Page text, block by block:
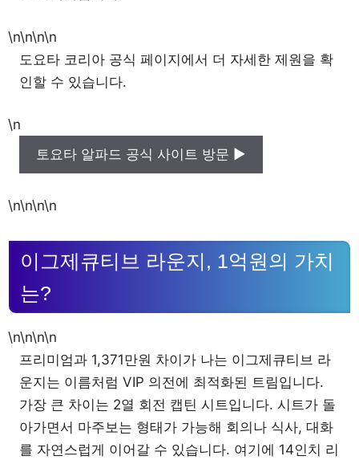
\n\n\n\n
도요타 코리아 공식 페이지에서 더 자세한 제원을 확
인할 수 있습니다.
\n
토요타 알파드 공식 사이트 방문 ▶
\n\n\n\n
이그제큐티브 라운지, 1억원의 가치
는?
\n\n\n\n
프리미엄과 1,371만원 차이가 나는 이그제큐티브 라
운지는 이름처럼 VIP 의전에 최적화된 트림입니다.
가장 큰 차이는 2열 회전 캡틴 시트입니다. 시트가 돌
아가면서 마주보는 형태가 가능해 회의나 식사, 대화
를 자연스럽게 이어갈 수 있습니다. 여기에 14인치 리